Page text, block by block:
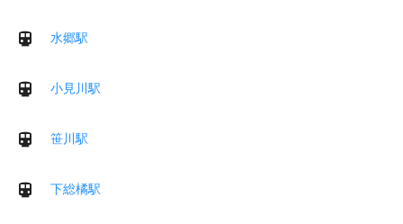
水郷駅
小見川駅
笹川駅
下総橘駅